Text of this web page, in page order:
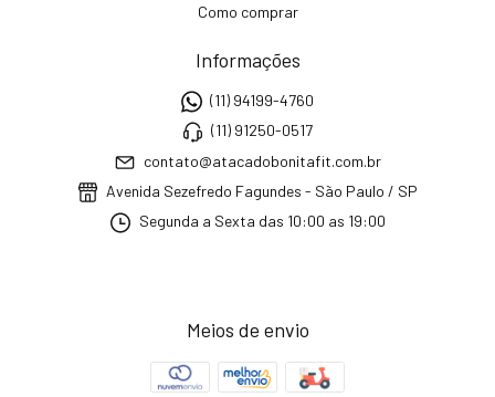
Como comprar
Informações
(11) 94199-4760
(11) 91250-0517
contato@atacadobonitafit.com.br
Avenida Sezefredo Fagundes - São Paulo / SP
Segunda a Sexta das 10:00 as 19:00
Meios de envio